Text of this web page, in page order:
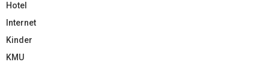
Hotel
Internet
Kinder
KMU